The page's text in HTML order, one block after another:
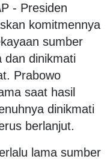
- Presiden
komitmennya
sumber
dan dinikmati
Prabowo
saat hasil
dinikmati
berlanjut.
lama sumber